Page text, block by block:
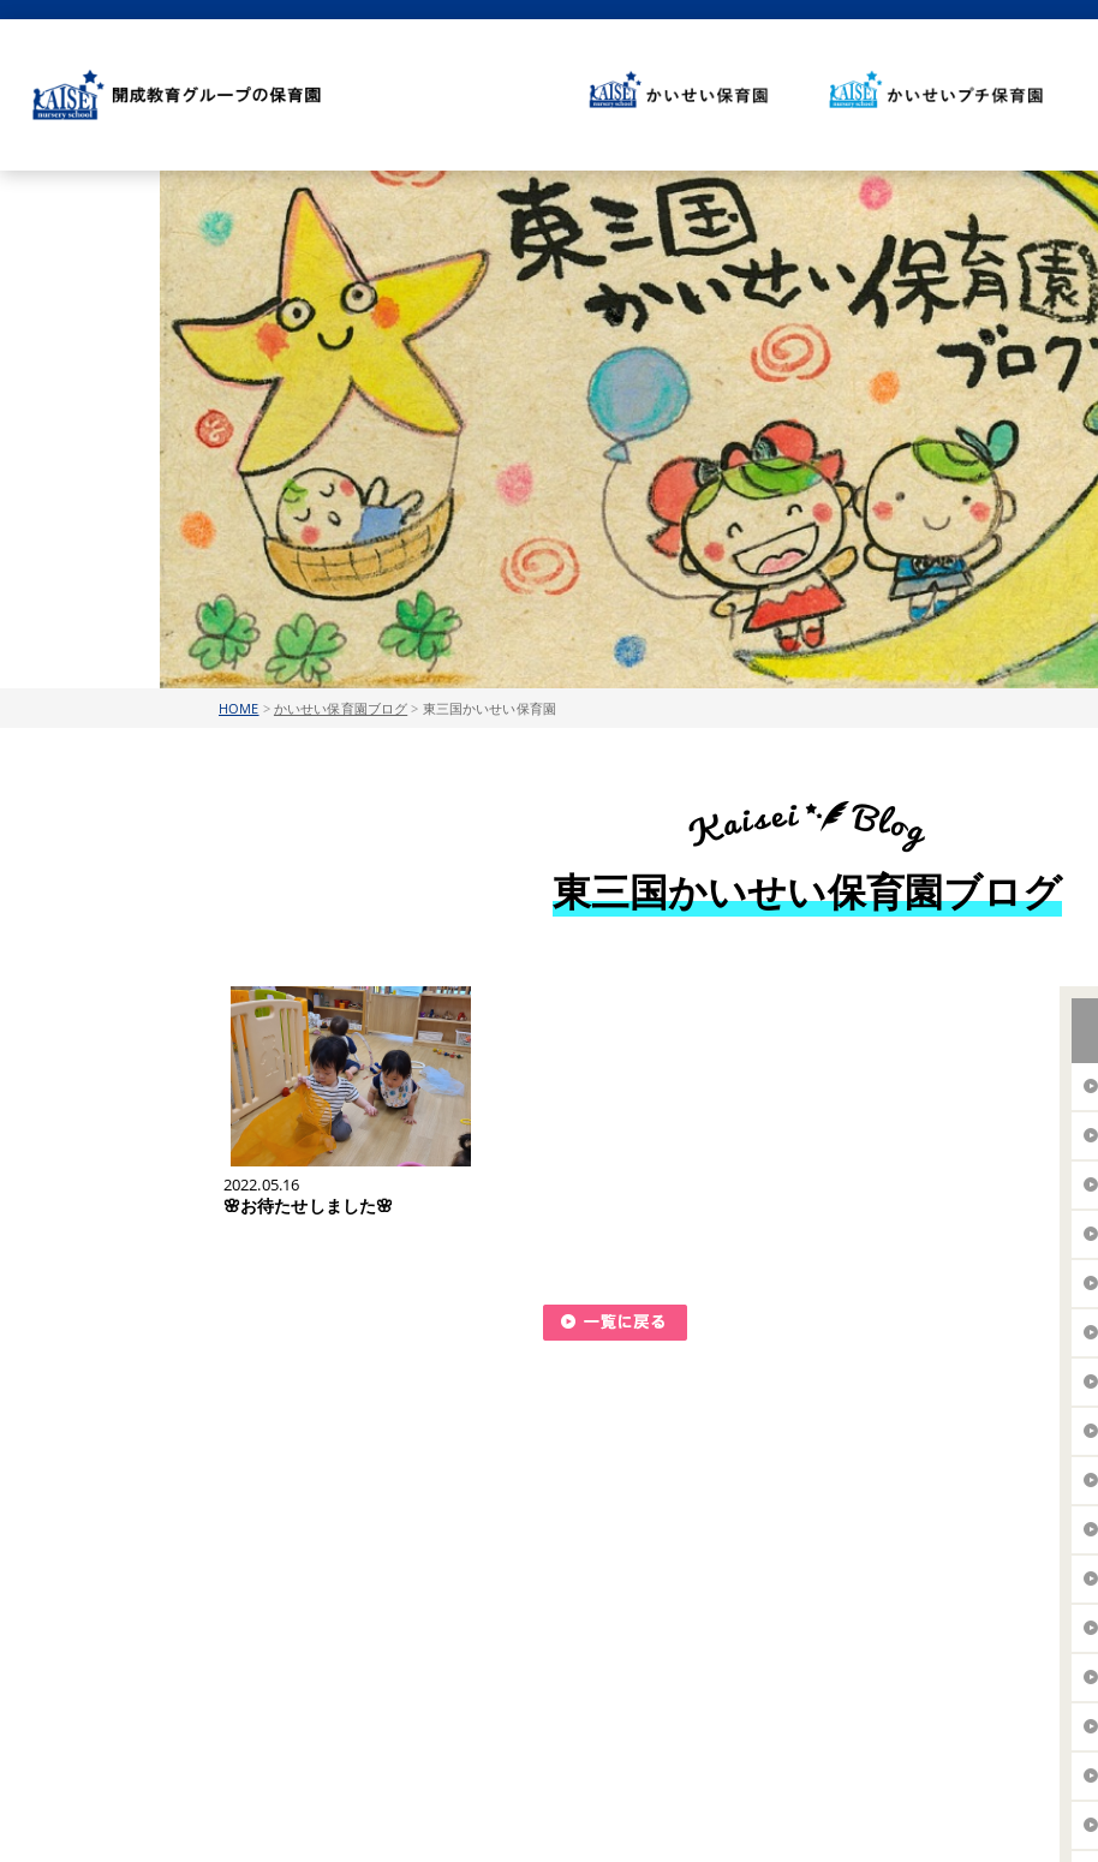
HOME > かいせい保育園ブログ > 東三国かいせい保育園
東三国かいせい保育園ブログ
2022.05.16
🌸お待たせしました🌸